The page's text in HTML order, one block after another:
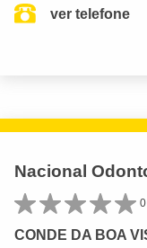
ver telefone
Nacional
CONDE DA BOA